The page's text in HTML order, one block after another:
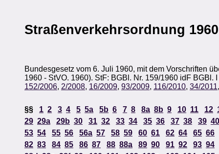
Straßenverkehrsordnung 1960
Bundesgesetz vom 6. Juli 1960, mit dem Vorschriften
1960 - StVO. 1960). StF: BGBl. Nr. 159/1960 idF BGBl.
152/2006, 2/2008, 16/2009, 93/2009, 116/2010, 34/2011
§§ 1 2 3 4 5 5a 5b 6 7 8 8a 8b 9 10 11 12
29 29a 29b 30 31 32 33 34 35 36 37 38 39 40
53 54 55 56 56a 57 58 59 60 61 62 64 65 66
82 83 84 85 86 87 88 88a 89 90 91 92 93 94